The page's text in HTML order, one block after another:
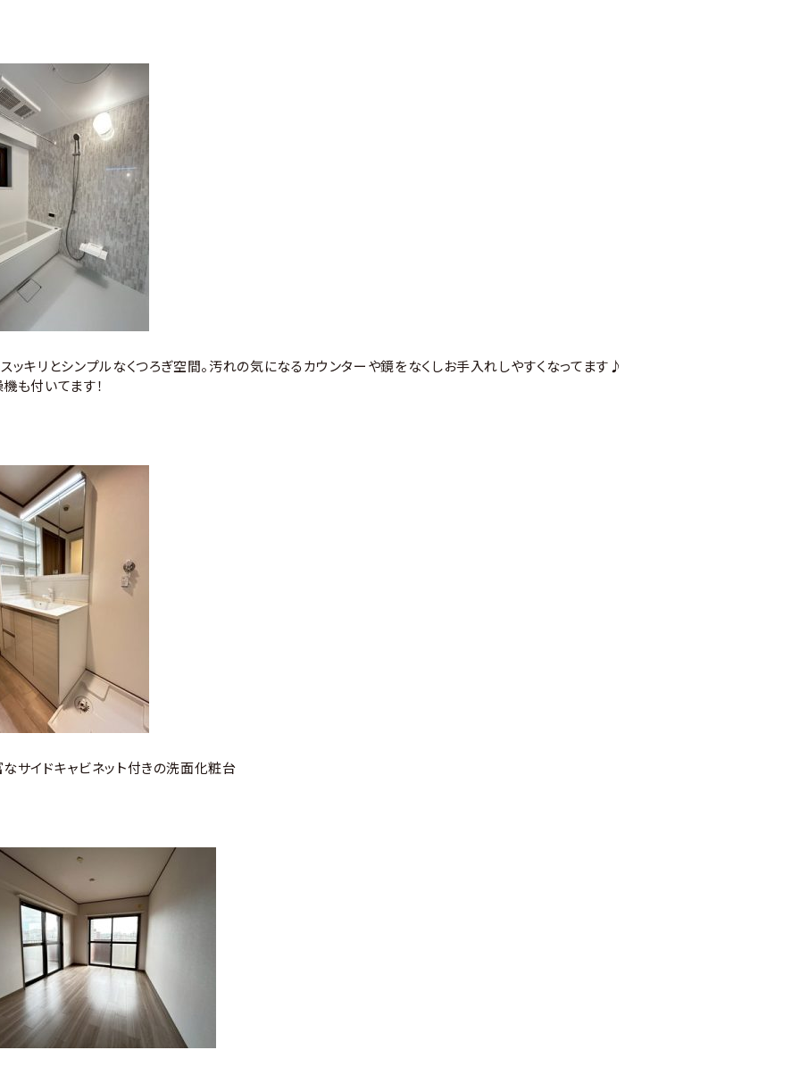
ッキリとシンプルなくつろぎ空間。汚れの気になるカウンターや鏡をなくしお手入れしやすくなってます♪
も付いてます！
サイドキャビネット付きの洗面化粧台